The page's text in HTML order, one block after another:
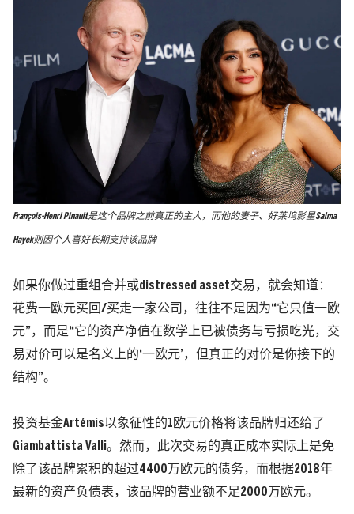
François-Henri Pinault是这个品牌之前真正的主人，而他的妻子、好莱坞影星Salma
Hayek则因个人喜好长期支持该品牌
如果你做过重组合并或distressed asset交易，就会知道：
花费一欧元买回/买走一家公司，往往不是因为“它只值一欧
元”，而是“它的资产净值在数学上已被债务与亏损吃光，交
易对价可以是名义上的‘一欧元’，但真正的对价是你接下的
结构”。
投资基金Artémis以象征性的1欧元价格将该品牌归还给了
Giambattista Valli。 然而，此次交易的真正成本实际上是免
除了该品牌累积的超过4400万欧元的债务，而根据2018年
最新的资产负债表，该品牌的营业额不足2000万欧元。